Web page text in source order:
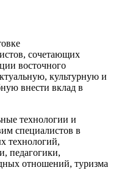
сочетающих
восточного
культурную и
внести вклад в
технологии и
специалистов в
технологий,
педагогики,
отношений, туризма